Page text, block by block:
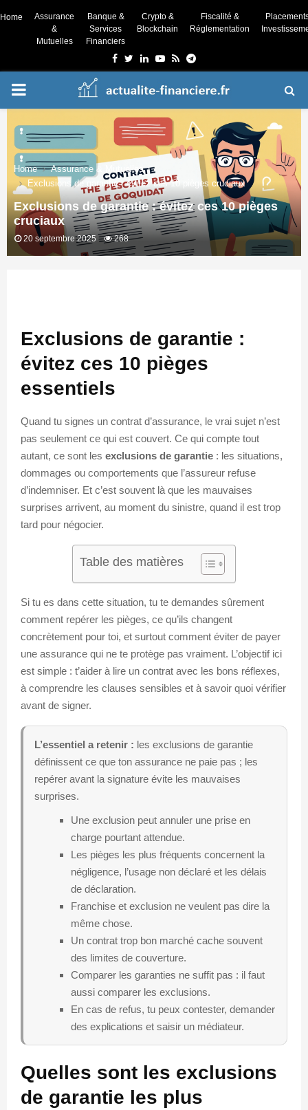
Home
Assurance
&
Mutuelles
Banque &
Services
Financiers
Crypto &
Blockchain
Fiscalité &
Réglementation
Facebook
Twitter
LinkedinYoutube
RssTelegram
PRIMARY
MENU
Home
Assurance & Mutuelles
Exclusions de garantie : évitez ces 10 pièges cruciaux
Exclusions de garantie : évitez ces 10 pièges
cruciaux
20 septembre 2025 268
Exclusions de garantie :
évitez ces 10 pièges
essentiels
Quand tu signes un contrat d’assurance, le vrai sujet n’est
pas seulement ce qui est couvert. Ce qui compte tout
autant, ce sont les exclusions de garantie : les situations,
dommages ou comportements que l’assureur refuse
d’indemniser. Et c’est souvent là que les mauvaises
surprises arrivent, au moment du sinistre, quand il est trop
tard pour négocier.
Table des matières
Si tu es dans cette situation, tu te demandes sûrement
comment repérer les pièges, ce qu’ils changent
concrètement pour toi, et surtout comment éviter de payer
une assurance qui ne te protège pas vraiment. L’objectif ici
est simple : t’aider à lire un contrat avec les bons réflexes,
à comprendre les clauses sensibles et à savoir quoi vérifier
avant de signer.
L’essentiel a retenir : les exclusions de garantie
définissent ce que ton assurance ne paie pas ; les
repérer avant la signature évite les mauvaises
surprises.
Une exclusion peut annuler une prise en
charge pourtant attendue.
Les pièges les plus fréquents concernent la
négligence, l’usage non déclaré et les délais
de déclaration.
Franchise et exclusion ne veulent pas dire la
même chose.
Un contrat trop bon marché cache souvent
des limites de couverture.
Comparer les garanties ne suffit pas : il faut
aussi comparer les exclusions.
En cas de refus, tu peux contester, demander
des explications et saisir un médiateur.
Quelles sont les exclusions
de garantie les plus